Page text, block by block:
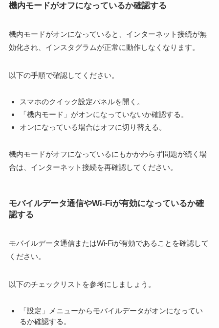
機内モードがオフになっているか確認する
機内モードがオンになっていると、インターネット接続が無
効化され、インスタグラムが正常に動作しなくなります。
以下の手順で確認してください。
スマホのクイック設定パネルを開く。
「機内モード」がオンになっていないか確認する。
オンになっている場合はオフに切り替える。
機内モードがオフになっているにもかかわらず問題が続く場
合は、インターネット接続を再確認してください。
モバイルデータ通信やWi-Fiが有効になっているか確
認する
モバイルデータ通信またはWi-Fiが有効であることを確認して
ください。
以下のチェックリストを参考にしましょう。
「設定」メニューからモバイルデータがオンになってい
るか確認する。